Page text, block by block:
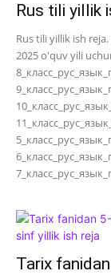
Rus tili yillik
Rus tili yillik ish
2025 o'quv yili
Tarix